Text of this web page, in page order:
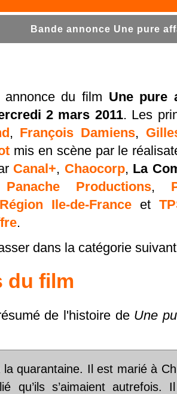
Bande annonce Une pure
du film Une pure
2 mars 2011. Les
, François Damiens,
mis en scène par le
Canal+, Chaocorp, La
Panache Productions,
Région Ile-de-France et
.
dans la catégorie
du film
de l'histoire de Une
la quarantaine. Il est marié à
qu’ils s’aimaient